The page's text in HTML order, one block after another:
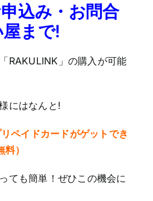
申込み・お問合
まで!
RAKULINK」の購入が可能
にはなんと!
ペイドカードがゲットでき
）
ても簡単！ぜひこの機会に